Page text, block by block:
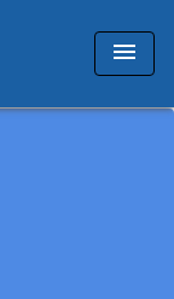
menu